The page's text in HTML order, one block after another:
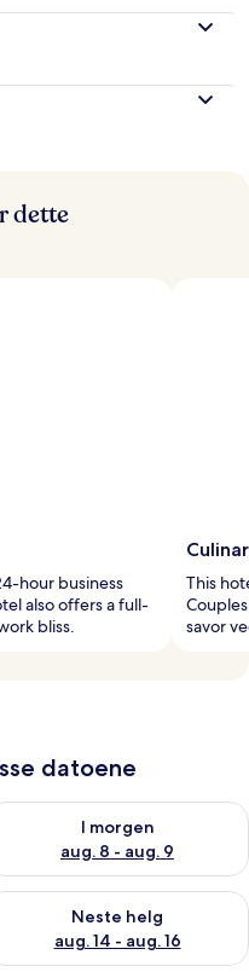
dette
hour business
also offers a full-
bliss.
This
savor
datoene
7 - aug. 8
I morgen
aug. 8 - aug. 9
tilgjengelighet for i
aug. 7 - aug. 9
Neste helg
aug. 14 - aug. 16
tilgjengelighet for neste